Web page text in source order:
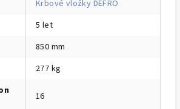
Krbové vložky DEFRO
5 let
850 mm
277 kg
16